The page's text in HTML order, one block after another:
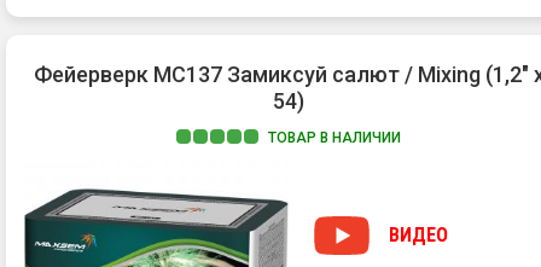
Фейерверк МС137 Замиксуй салют / Mixing (1,2"
54)
ТОВАР В НАЛИЧИИ
ВИДЕО